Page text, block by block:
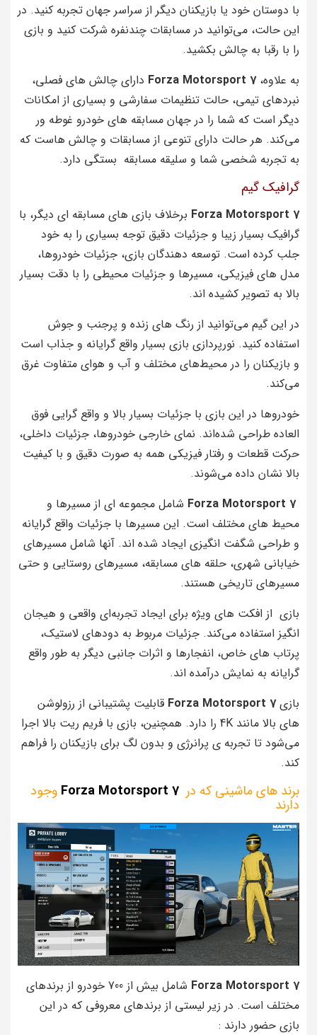
با دوستان خود یا بازیکنان دیگر از سراسر جهان تجربه کنید. در
این حالت، می‌توانید در مسابقات چندنفره شرکت کنید و بازی
را با رقبا به چالش بکشید.
به علاوه، Forza Motorsport 7
دارای چالش‌ های فصلی،
نبردهای تیمی، حالت تنظیمات سفارشی و بسیاری از امکانات
دیگر است که شما را در جهان مسابقه‌ های خودرو غوطه ور
می‌کند. هر حالت دارای تنوعی از مسابقات و چالش‌ هاست که
به تجربه شخصی شما و سلیقه مسابقه‌ بستگی دارد.
گرافیک گیم
Forza Motorsport 7 برخلاف بازی‌ های مسابقه‌ ای دیگر، با
گرافیک بسیار زیبا و جزئیات دقیق توجه بسیاری را به خود
جلب کرده است. توسعه دهندگان بازی، جزئیات خودروها،
مدل‌ های فیزیکی، مسیرها و جزئیات محیطی را با دقت بسیار
بالا به تصویر کشیده‌ اند.
در این گیم می‌توانید از رنگ‌ های زنده و پرجنب و جوش
استفاده کنید. نورپردازی بازی بسیار واقع‌ گرایانه و جذاب است
و بازیکنان را در محیط‌های مختلف و آب‌ و هوای متفاوت غرق
می‌کند.
خودروها در این بازی با جزئیات بسیار بالا و واقع‌ گرایی فوق‌
العاده طراحی شده‌اند. نمای خارجی خودروها، جزئیات داخلی،
حرکت قطعات و رفتار فیزیکی همه به صورت دقیق و با کیفیت
بالا نشان داده می‌شوند.
Forza Motorsport 7
شامل مجموعه‌ ای از مسیرها و
محیط‌ های مختلف است. این مسیرها با جزئیات واقع‌ گرایانه
و طراحی شگفت‌ انگیزی ایجاد شده‌ اند. آنها شامل مسیرهای
خیابانی شهری، حلقه‌ های مسابقه، مسیرهای روستایی و حتی
مسیرهای تاریخی هستند.
بازی از افکت‌ های ویژه برای ایجاد تجربه‌ای واقعی و هیجان‌
انگیز استفاده می‌کند. جزئیات مربوط به دودهای لاستیک،
پرتاب‌ های خاص، انفجارها و اثرات جانبی دیگر به طور واقع‌
گرایانه به نمایش درآمده‌ اند.
بازیForza Motorsport 7 قابلیت پشتیبانی از رزولوشن‌
های بالا مانند 4K را دارد. همچنین، بازی با فریم‌ ریت بالا اجرا
می‌شود تا تجربه‌ ی پرانرژی و بدون لگ برای بازیکنان را فراهم
کند.
برند های ماشینی که در Forza Motorsport 7 وجود
دارند
Forza Motorsport 7
شامل بیش از 700 خودرو از برندهای
مختلف است. در زیر لیستی از برندهای معروفی که در این
بازی حضور دارند :